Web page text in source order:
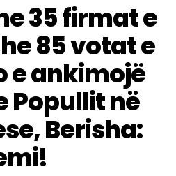
35 firmat e
85 votat e
e ankimojë
Popullit në
Berisha: